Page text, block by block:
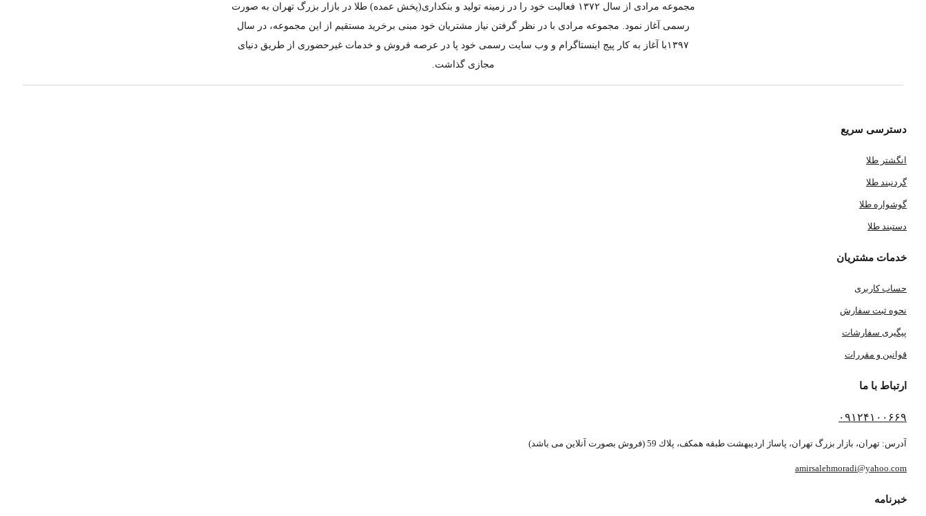
مجموعه مرادی از سال ۱۳۷۲ فعالیت خود را در زمینه تولید و بنکداری(پخش عمده) طلا در بازار بزرگ تهران به صورت
رسمی آغاز نمود. مجموعه مرادی با در نظر گرفتن نیاز مشتریان خود مبنی برخرید مستقیم از این مجموعه، در سال
۱۳۹۷با آغاز به کار پیج اینستاگرام و وب سایت رسمی خود پا در عرصه فروش و خدمات غیرحضوری از طریق دنیای
مجازی گذاشت.
دسترسی سریع
انگشتر طلا
گردنبند طلا
گوشواره طلا
دستبند طلا
خدمات مشتریان
حساب کاربری
نحوه ثبت سفارش
پیگیری سفارشات
قوانین و مقررات
ارتباط با ما
۰۹۱۲۴۱۰۰۶۶۹
آدرس: تهران، بازار بزرگ تهران، پاساژ ارديبهشت طبقه همكف، پلاك 59 (فروش بصورت آنلاین می باشد)
amirsalehmoradi@yahoo.com
خبرنامه